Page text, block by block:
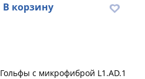
В корзину
Гольфы с микрофиброй L1.AD.1